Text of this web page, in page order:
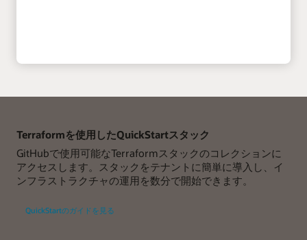
Terraformを使用したQuickStartスタック
GitHubで使用可能なTerraformスタックのコレクションに
アクセスします。スタックをテナントに簡単に導入し、イ
ンフラストラクチャの運用を数分で開始できます。
QuickStartのガイドを見る